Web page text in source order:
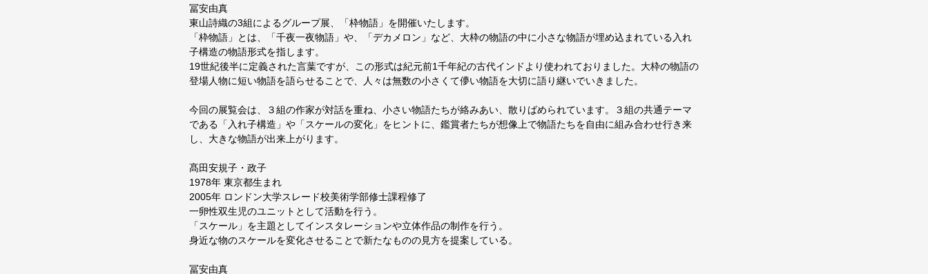
冨安由真
東山詩織の3組によるグループ展、「枠物語」を開催いたします。
「枠物語」とは、「千夜一夜物語」や、「デカメロン」など、大枠の物語の中に小さな物語が埋め込まれている入れ
子構造の物語形式を指します。
19世紀後半に定義された言葉ですが、この形式は紀元前1千年紀の古代インドより使われておりました。大枠の物語の
登場人物に短い物語を語らせることで、人々は無数の小さくて儚い物語を大切に語り継いでいきました。
今回の展覧会は、３組の作家が対話を重ね、小さい物語たちが絡みあい、散りばめられています。３組の共通テーマ
である「入れ子構造」や「スケールの変化」をヒントに、鑑賞者たちが想像上で物語たちを自由に組み合わせ行き来
し、大きな物語が出来上がります。
髙田安規子・政子
1978年 東京都生まれ
2005年 ロンドン大学スレード校美術学部修士課程修了
一卵性双生児のユニットとして活動を行う。
「スケール」を主題としてインスタレーションや立体作品の制作を行う。
身近な物のスケールを変化させることで新たなものの見方を提案している。
冨安由真